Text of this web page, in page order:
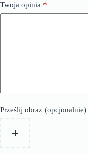
Twoja opinia *
Prześlij obraz (opcjonalnie)